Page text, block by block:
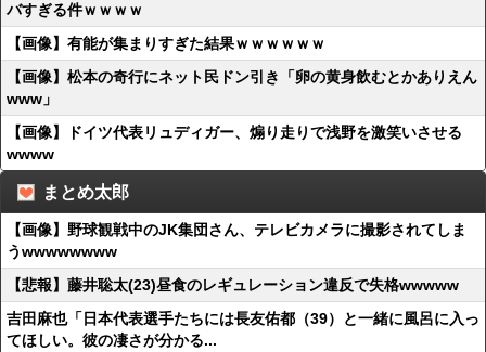
バすぎる件ｗｗｗｗ
【画像】有能が集まりすぎた結果ｗｗｗｗｗｗ
【画像】松本の奇行にネット民ドン引き「卵の黄身飲むとかありえん
www」
【画像】ドイツ代表リュディガー、煽り走りで浅野を激笑いさせる
wwww
まとめ太郎
【画像】野球観戦中のJK集団さん、テレビカメラに撮影されてしま
うwwwwwwww
【悲報】藤井聡太(23)昼食のレギュレーション違反で失格wwwww
吉田麻也「日本代表選手たちには長友佑都（39）と一緒に風呂に入っ
てほしい。彼の凄さが分かる...